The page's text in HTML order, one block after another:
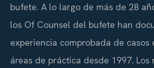
bufete. A lo largo de más de 28
los Of Counsel del bufete han
experiencia comprobada de casos
áreas de práctica desde 1997. Los